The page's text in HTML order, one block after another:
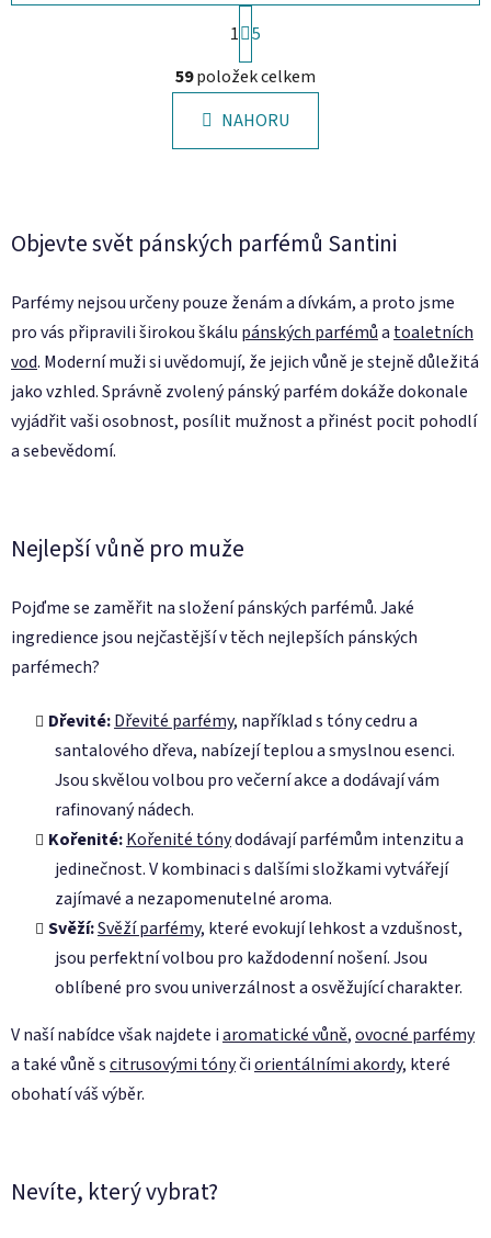
O
v
l
á
d
p
v
k
y
v
ý
p
S
t
r
á
n
k
1 5
59položek celkem
NAHORU
Objevte svět pánských parfémů Santini
Parfémy nejsou určeny pouze ženám a dívkám, a proto jsme
pro vás připravili širokou škálu pánských parfémůatoaletních
vod. Moderní muži si uvědomují, že jejich vůně je stejně důležitá
jako vzhled. Správně zvolený pánský parfém dokáže dokonale
vyjádřit vaši osobnost, posílit mužnost a přinést pocit pohodlí
a sebevědomí.
Nejlepší vůně pro muže
Pojďme se zaměřit na složení pánských parfémů. Jaké
ingredience jsou nejčastější v těch nejlepších pánských
parfémech?
Dřevité:Dřevité parfémy, například s tóny cedru a
santalového dřeva, nabízejí teplou a smyslnou esenci.
Jsou skvělou volbou pro večerní akce a dodávají vám
rafinovaný nádech.
Kořenité:Kořenité tónydodávají parfémům intenzitu a
jedinečnost. V kombinaci s dalšími složkami vytvářejí
zajímavé a nezapomenutelné aroma.
Svěží:Svěží parfémy, které evokují lehkost a vzdušnost,
jsou perfektní volbou pro každodenní nošení. Jsou
oblíbené pro svou univerzálnost a osvěžující charakter.
V naší nabídce však najdete iaromatické vůně,ovocné parfémy
a také vůně scitrusovými tónyčiorientálními akordy, které
obohatí váš výběr.
Nevíte, který vybrat?